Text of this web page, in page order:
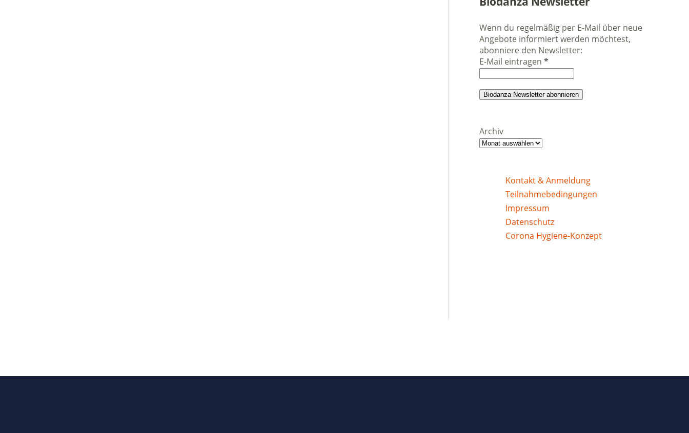
Wenn du regelmäßig per E-Mail über neue
Angebote informiert werden möchtest,
abonniere den Newsletter:
E-Mail eintragen *
Archiv
Kontakt & Anmeldung
Teilnahmebedingungen
Impressum
Datenschutz
Corona Hygiene-Konzept